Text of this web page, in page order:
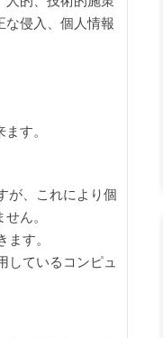
な侵入、個人情報
す。
が、これにより個
ん。
す。
しているコンピュ